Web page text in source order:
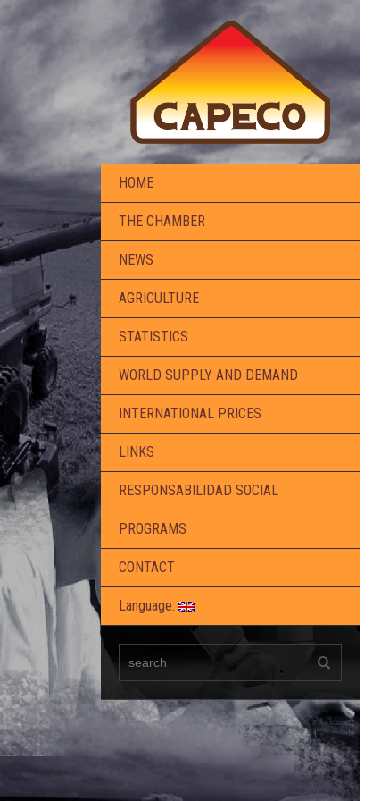
HOME
THE CHAMBER
NEWS
AGRICULTURE
STATISTICS
WORLD SUPPLY AND DEMAND
INTERNATIONAL PRICES
LINKS
RESPONSABILIDAD SOCIAL
PROGRAMS
CONTACT
Language: